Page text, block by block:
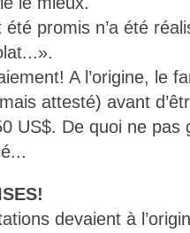
promis n’a été
A l’origine, le
attesté) avant
US$. De quoi ne pas
devaient à